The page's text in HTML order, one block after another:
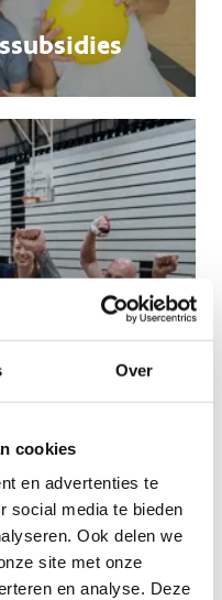
Over
cookies
en advertenties te
social media te bieden
Ook delen we
site met onze
en analyse. Deze